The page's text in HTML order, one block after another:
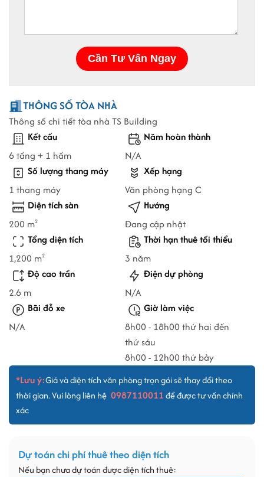
THÔNG SỐ TÒA NHÀ
Thông số chi tiết tòa nhà TS Building
Kết cấu
6 tầng + 1 hầm
Năm hoàn thành
N/A
Số lượng thang máy
1 thang máy
Xếp hạng
Văn phòng hạng C
Diện tích sàn
200 m2
Hướng
Đang cập nhật
Tổng diện tích
1,200 m2
Thời hạn thuê tối thiểu
3 năm
Độ cao trần
2.6 m
Điện dự phòng
N/A
Bãi đỗ xe
N/A
Giờ làm việc
8h00 - 18h00 thứ hai đến
thứ sáu
8h00 - 12h00 thứ bảy
*Lưu ý:Giá và diện tích văn phòng trọn gói sẽ thay đổi theo
thời gian. Vui lòng liên hệ 0987110011để được tư vấn chính
xác
Dự toán chi phí thuê theo diện tích
Nếu bạn chưa dự toán được diện tích thuê: